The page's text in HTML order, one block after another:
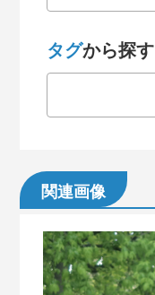
タグから探す
関連画像